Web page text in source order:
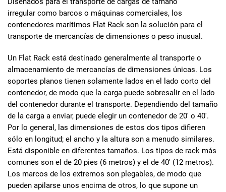
irregular como barcos o máquinas comerciales, los
contenedores marítimos Flat Rack son la solución para el
transporte de mercancías de dimensiones o peso inusual.
Un Flat Rack está destinado generalmente al transporte o
almacenamiento de mercancías de dimensiones únicas. Los
soportes planos tienen solamente lados en el lado corto del
contenedor, de modo que la carga puede sobresalir en el lado
del contenedor durante el transporte. Dependiendo del tamaño
de la carga a enviar, puede elegir un contenedor de 20′ o 40′.
Por lo general, las dimensiones de estos dos tipos difieren
sólo en longitud; el ancho y la altura son a menudo similares.
Está disponible en diferentes tamaños. Los tipos de rack más
comunes son el de 20 pies (6 metros) y el de 40′ (12 metros).
Los marcos de los extremos son plegables, de modo que
pueden apilarse unos encima de otros, lo que supone un